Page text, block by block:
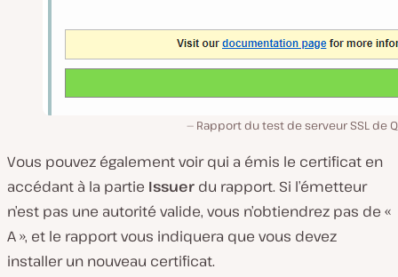
Rapport du test de serveur SSL de
Vous pouvez également voir qui a émis le certificat en
accédant à la partie Issuer du rapport. Si l’émetteur
n’est pas une autorité valide, vous n’obtiendrez pas de «
A », et le rapport vous indiquera que vous devez
installer un nouveau certificat.